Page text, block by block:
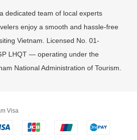
dedicated team of local experts
enjoy a smooth and hassle-free
Vietnam. Licensed No. 01-
LHQT — operating under the
National Administration of Tourism.
Visa